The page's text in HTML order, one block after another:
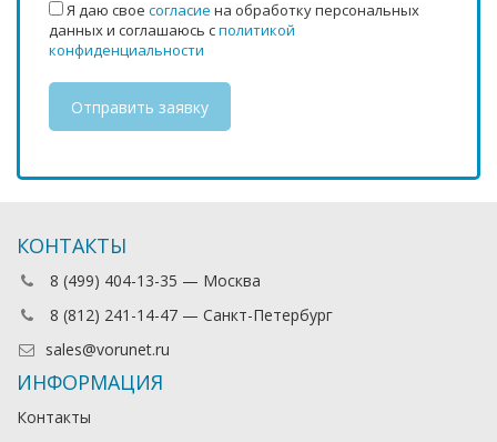
Я даю свое согласие на обработку персональных
данных и соглашаюсь сполитикой
конфиденциальности
КОНТАКТЫ
8 (499) 404-13-35 — Москва
8 (812) 241-14-47 — Санкт-Петербург
sales@vorunet.ru
ИНФОРМАЦИЯ
Контакты